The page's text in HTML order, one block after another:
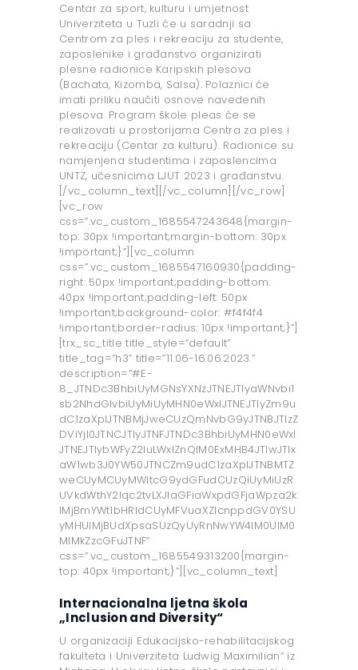
Centar za sport, kulturu i umjetnost
Univerziteta u Tuzli će u saradnji sa
Centrom za ples i rekreaciju za studente,
zaposlenike i građanstvo organizirati
plesne radionice Karipskih plesova
(Bachata, Kizomba, Salsa). Polaznici će
imati priliku naučiti osnove navedenih
plesova. Program škole pleas će se
realizovati u prostorijama Centra za ples i
rekreaciju (Centar za kulturu). Radionice su
namjenjena studentima i zaposlencima
UNTZ, učesnicima LJUT 2023 i građanstvu.
[/vc_column_text][/vc_column][/vc_row]
[vc_row
css=”.vc_custom_1685547243648{margin-
top: 30px !important;margin-bottom: 30px
!important;}”][vc_column
css=”.vc_custom_1685547160930{padding-
right: 50px !important;padding-bottom:
40px !important;padding-left: 50px
!important;background-color: #f4f4f4
!important;border-radius: 10px !important;}”]
[trx_sc_title title_style=”default”
title_tag=”h3” title=”11.06-16.06.2023.”
description=”#E-
8_JTNDc3BhbiUyMGNsYXNzJTNEJTIyaWNvbi1
sb2NhdGlvbiUyMiUyMHN0eWxlJTNEJTIyZm9u
dC1zaXplJTNBMjJweCUzQmNvbG9yJTNBJTIzZ
DViYjI0JTNCJTIyJTNFJTNDc3BhbiUyMHN0eWxl
JTNEJTIybWFyZ2luLWxlZnQlM0ExMHB4JTIwJTIx
aW1wb3J0YW50JTNCZm9udC1zaXplJTNBMTZ
weCUyMCUyMWltcG9ydGFudCUzQiUyMiUzR
UVkdWthY2lqc2tvLXJlaGFiaWxpdGFjaWpza2k
lMjBmYWt1bHRldCUyMFVuaXZlcnppdGV0YSU
yMHUlMjBUdXpsaSUzQyUyRnNwYW4lM0UlM0
MlMkZzcGFuJTNF”
css=”.vc_custom_1685549313200{margin-
top: 40px !important;}”][vc_column_text]
Internacionalna ljetna škola
„Inclusion and Diversity“
U organizaciji Edukacijsko-rehabilitacijskog
fakulteta i Univerziteta Ludwig Maximilian“ iz